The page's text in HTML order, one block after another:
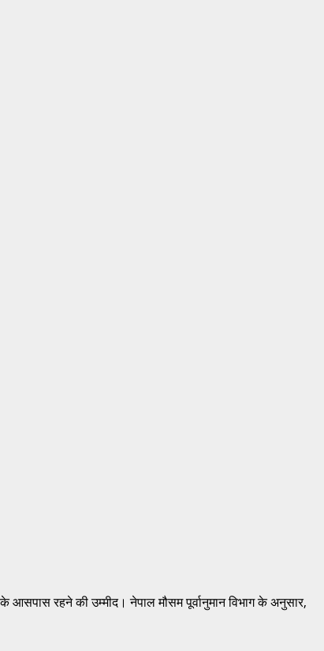
रहने की उम्मीद। नेपाल मौसम पूर्वानुमान विभाग के अनुसार,